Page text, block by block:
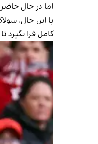
اما در حال
با این حال،
کامل فرا بگیرد